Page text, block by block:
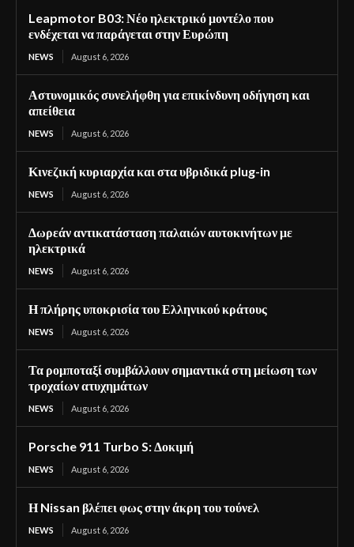
Leapmotor B03: Νέο ηλεκτρικό μοντέλο που
ενδέχεται να παράγεται στην Ευρώπη
NEWS August 6, 2026
Αστυνομικός συνελήφθη για επικίνδυνη οδήγηση και
απείθεια
NEWS August 6, 2026
Κινεζική κυριαρχία και στα υβριδικά plug-in
NEWS August 6, 2026
Δωρεάν αντικατάσταση παλαιών αυτοκινήτων με
ηλεκτρικά
NEWS August 6, 2026
Η πλήρης υποκρισία του Ελληνικού κράτους
NEWS August 6, 2026
Τα ρομποταξί συμβάλλουν σημαντικά στη μείωση των
τροχαίων ατυχημάτων
NEWS August 6, 2026
Porsche 911 Turbo S: Δοκιμή
NEWS August 6, 2026
Η Nissan βλέπει φως στην άκρη του τούνελ
NEWS August 6, 2026